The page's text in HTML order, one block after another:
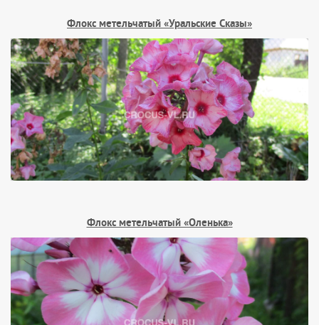
Флокс метельчатый «Уральские Сказы»
Флокс метельчатый «Оленька»